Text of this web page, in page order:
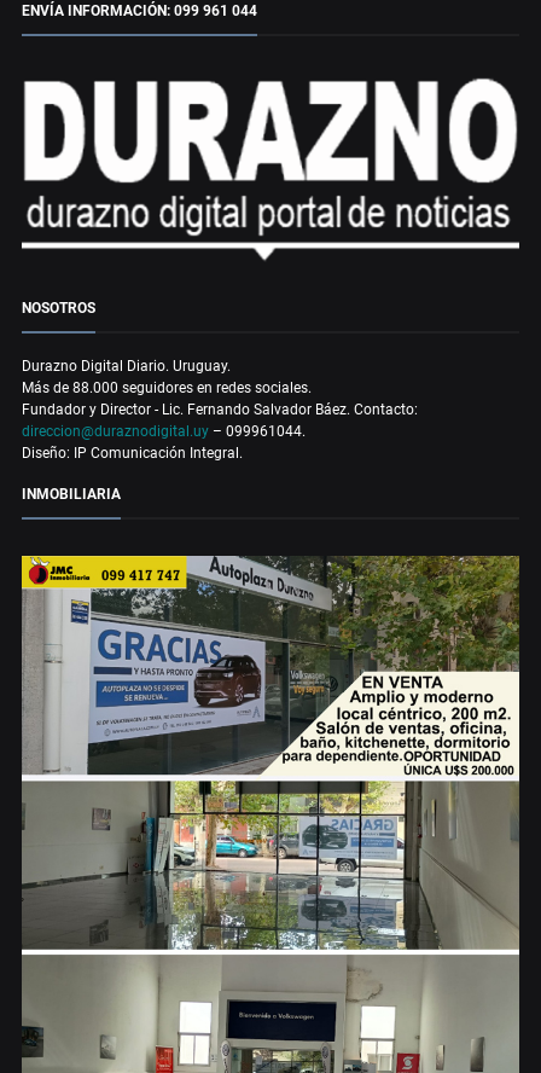
ENVÍA INFORMACIÓN: 099 961 044
NOSOTROS
Durazno Digital Diario. Uruguay.
Más de 88.000 seguidores en redes sociales.
Fundador y Director - Lic. Fernando Salvador Báez. Contacto:
direccion@duraznodigital.uy – 099961044.
Diseño: IP Comunicación Integral.
INMOBILIARIA